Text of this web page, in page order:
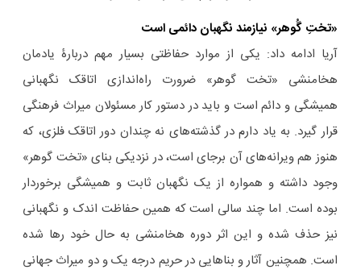
«تختِ گُوهر» نیازمند نگهبان دائمی است
آریا ادامه داد: یکی از موارد حفاظتی بسیار مهم دربارۀ یادمان
هخامنشی «تخت گوهر» ضرورت راه‌اندازی اتاقک نگهبانی
همیشگی و دائم است و باید در دستور کار مسئولان میراث فرهنگی
قرار گیرد. به یاد دارم در گذشته‌های نه چندان دور اتاقک فلزی، که
هنوز هم ویرانه‌های آن برجای است، در نزدیکی بنای «تخت گوهر»
وجود داشته و همواره از یک نگهبان ثابت و همیشگی برخوردار
بوده است. اما چند سالی است که همین حفاظت اندک و نگهبانی
نیز حذف شده و این اثر دوره هخامنشی به حال خود رها شده
است. همچنین آثار و بناهایی در حریم درجه یک و دو میراث جهانی